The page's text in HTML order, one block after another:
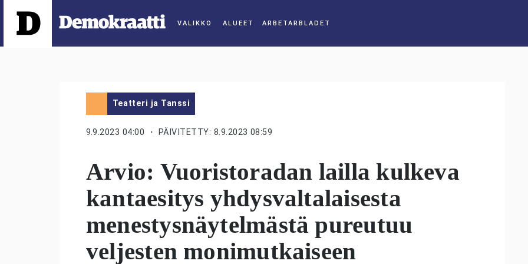
ALUEET
Teatteri ja Tanssi
9.9.2023 04:00 ・ PÄIVITETTY: 8.9.2023 08:59
Arvio: Vuoristoradan lailla kulkeva
kantaesitys yhdysvaltalaisesta
menestysnäytelmästä pureutuu
veljesten monimutkaiseen